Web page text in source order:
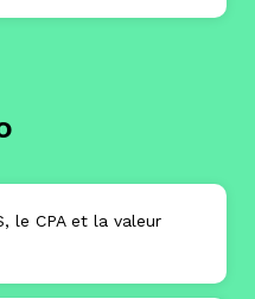
le CPA et la valeur